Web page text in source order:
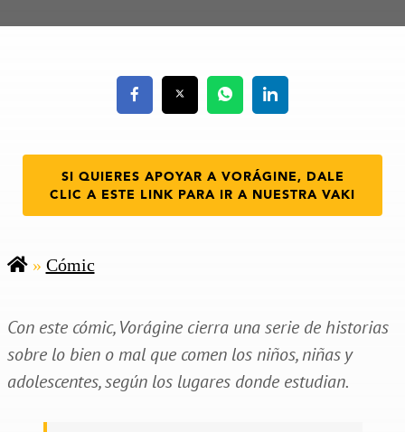
SI QUIERES APOYAR A VORÁGINE, DALE
CLIC A ESTE LINK PARA IR A NUESTRA VAKI
» Cómic
Con este cómic, Vorágine cierra una serie de historias
sobre lo bien o mal que comen los niños, niñas y
adolescentes, según los lugares donde estudian.